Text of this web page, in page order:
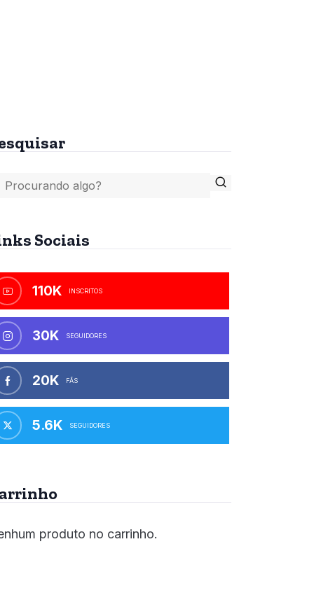
Sociais
110K INSCRITOS
30K SEGUIDORES
20K FÃS
5.6K SEGUIDORES
produto no carrinho.